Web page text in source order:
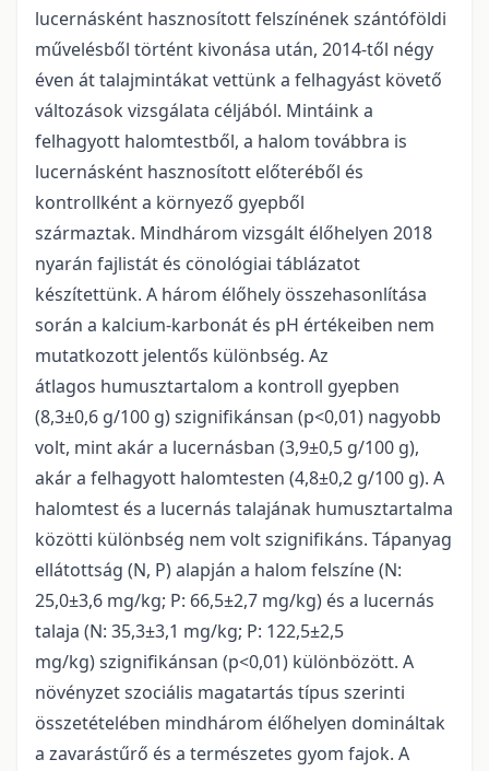
lucernásként hasznosított felszínének szántóföldi
művelésből történt kivonása után, 2014-től négy
éven át talajmintákat vettünk a felhagyást követő
változások vizsgálata céljából. Mintáink a
felhagyott halomtestből, a halom továbbra is
lucernásként hasznosított előteréből és
kontrollként a környező gyepből
származtak. Mindhárom vizsgált élőhelyen 2018
nyarán fajlistát és cönológiai táblázatot
készítettünk. A három élőhely összehasonlítása
során a kalcium-karbonát és pH értékeiben nem
mutatkozott jelentős különbség. Az
átlagos humusztartalom a kontroll gyepben
(8,3±0,6 g/100 g) szignifikánsan (p<0,01) nagyobb
volt, mint akár a lucernásban (3,9±0,5 g/100 g),
akár a felhagyott halomtesten (4,8±0,2 g/100 g). A
halomtest és a lucernás talajának humusztartalma
közötti különbség nem volt szignifikáns. Tápanyag
ellátottság (N, P) alapján a halom felszíne (N:
25,0±3,6 mg/kg; P: 66,5±2,7 mg/kg) és a lucernás
talaja (N: 35,3±3,1 mg/kg; P: 122,5±2,5
mg/kg) szignifikánsan (p<0,01) különbözött. A
növényzet szociális magatartás típus szerinti
összetételében mindhárom élőhelyen domináltak
a zavarástűrő és a természetes gyom fajok. A